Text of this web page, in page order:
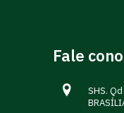
Fale
SHS.